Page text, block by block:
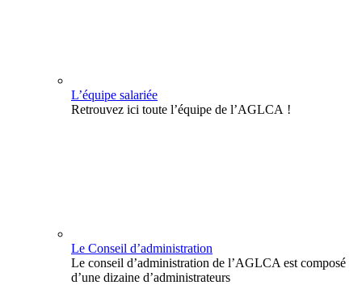
L’équipe salariée
Retrouvez ici toute l’équipe de l’AGLCA !
Le Conseil d’administration
Le conseil d’administration de l’AGLCA est composé
d’une dizaine d’administrateurs